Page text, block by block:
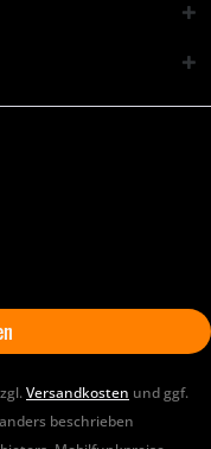
Versandkosten und ggf.
beschrieben